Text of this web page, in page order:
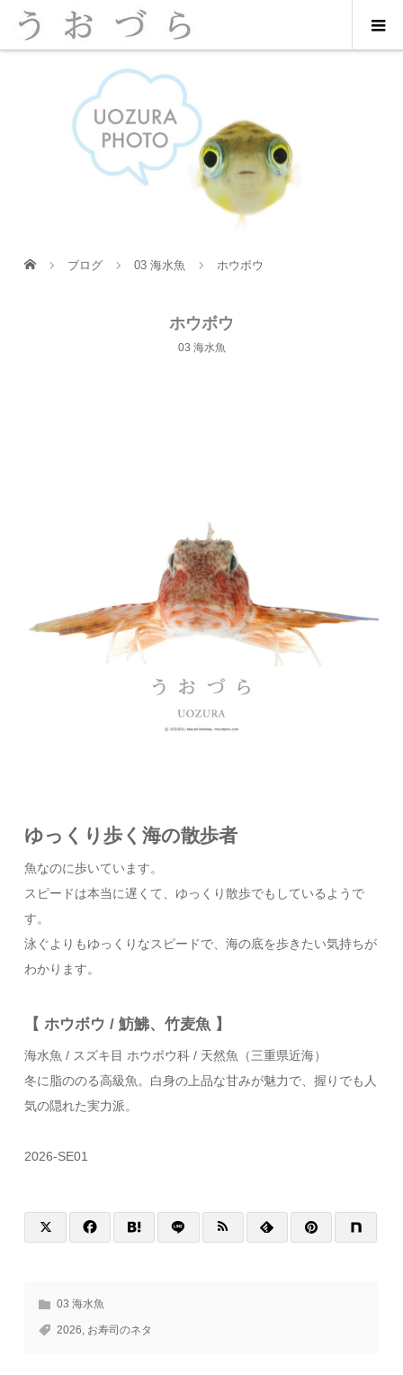
ブログ 03 海水魚 ホウボウ
ホウボウ
03 海水魚
ゆっくり歩く海の散歩者
魚なのに歩いています。
スピードは本当に遅くて、ゆっくり散歩でもしているようで
す。
泳ぐよりもゆっくりなスピードで、海の底を歩きたい気持ちが
わかります。
【 ホウボウ / 魴鮄、竹麦魚 】
海水魚 / スズキ目 ホウボウ科 / 天然魚（三重県近海）
冬に脂ののる高級魚。白身の上品な甘みが魅力で、握りでも人
気の隠れた実力派。
2026-SE01
03 海水魚
2026, お寿司のネタ